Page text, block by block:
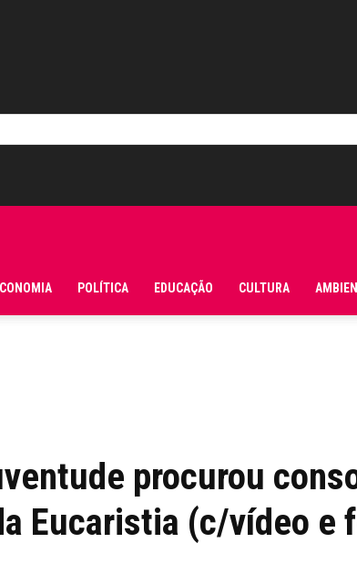
POLÍTICA EDUCAÇÃO CULTURA
procurou
Eucaristia (c/vídeo e